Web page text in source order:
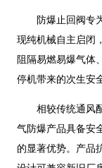
防爆止回阀专
现纯机械自主启闭
阻隔易燃易爆气体
停机带来的次生安
相较传统通风
气防爆产品具备安
的显著优势。产品